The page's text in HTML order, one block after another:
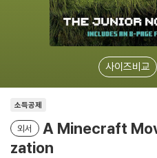
사이즈비교
소득공제
외서
A Minecraft
zation